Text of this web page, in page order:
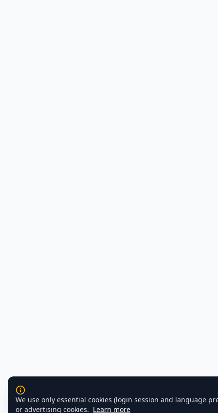
We use only essential cookies (login session and language
or advertising cookies. Learn more